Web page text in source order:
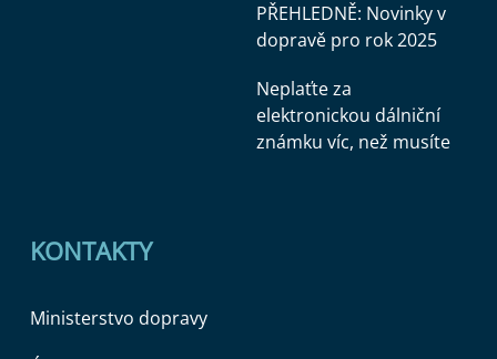
PŘEHLEDNĚ: Novinky v
dopravě pro rok 2025
Neplaťte za
elektronickou dálniční
známku víc, než musíte
KONTAKTY
Ministerstvo dopravy